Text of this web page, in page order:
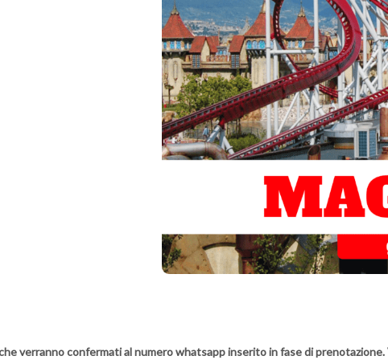
verranno confermati al numero whatsapp inserito in fase di